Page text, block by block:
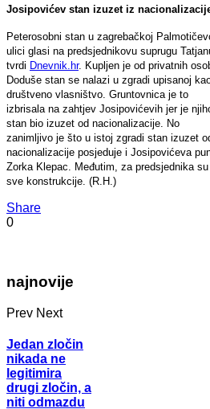
Josipovićev stan izuzet iz
Peterosobni stan u zagrebačkoj
ulici glasi na predsjednikovu suprugu
tvrdi Dnevnik.hr. Kupljen je od privatnih
Doduše stan se nalazi u zgradi upisanoj
društveno vlasništvo. Gruntovnica je to
izbrisala na zahtjev Josipovićevih jer je
stan bio izuzet od nacionalizacije. No
zanimljivo je što u istoj zgradi stan izuzet
nacionalizacije posjeduje i Josipovićeva
Zorka Klepac. Međutim, za predsjednika
sve konstrukcije. (R.H.)
Share
0
najnovije
Prev Next
Jedan zločin
nikada ne
legitimira
drugi zločin, a
niti odmazdu